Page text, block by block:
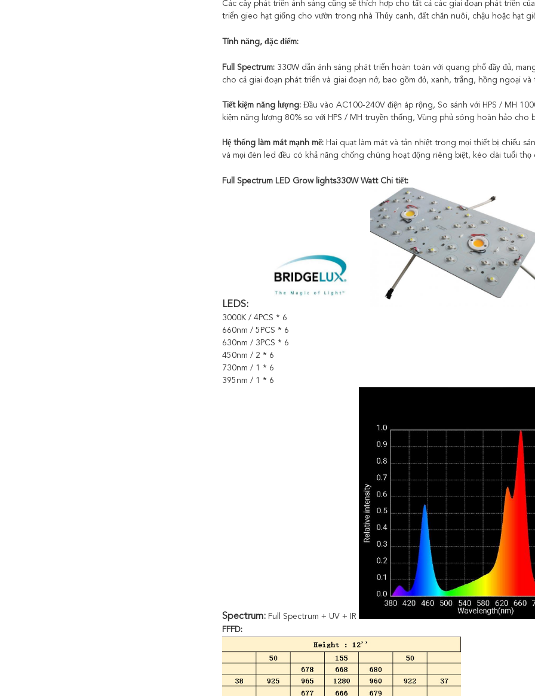
Các cây phát triển ánh sáng cũng sẽ thích hợp cho tất cả các giai đoạn phát triển
triển gieo hạt giống cho vườn trong nhà Thủy canh, đất chăn nuôi, chậu hoặc hạt
Tính năng, đặc điểm:
Full Spectrum: 330W dẫn ánh sáng phát triển hoàn toàn với quang phổ đầy đủ,
cho cả giai đoạn phát triển và giai đoạn nở, bao gồm đỏ, xanh, trắng, hồng ngoại
Tiết kiệm năng lượng: Đầu vào AC100-240V điện áp rộng, So sánh với HPS / MH
kiệm năng lượng 80% so với HPS / MH truyền thống, Vùng phủ sóng hoàn hảo
Hệ thống làm mát mạnh mẽ: Hai quạt làm mát và tản nhiệt trong mọi thiết bị chiếu
và mọi đèn led đều có khả năng chống chúng hoạt động riêng biệt, kéo dài tuổi thọ
Full Spectrum LED Grow lights330W Watt Chi tiết:
LEDS:
3000K / 4PCS * 6
660nm / 5PCS * 6
630nm / 3PCS * 6
450nm / 2 * 6
730nm / 1 * 6
395nm / 1 * 6
Spectrum: Full Spectrum + UV + IR
FFFD: